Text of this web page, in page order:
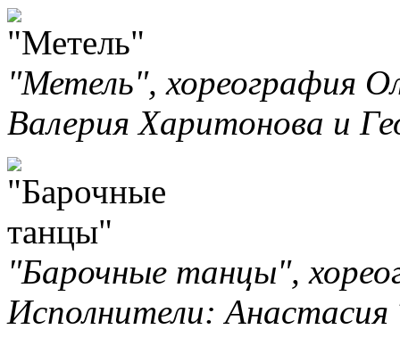
"Метель", хореография
Валерия Харитонова и
"Барочные танцы",
Исполнители: